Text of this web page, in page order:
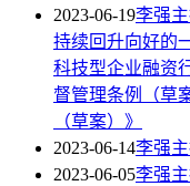
2023-06-19李强
持续回升向好的
科技型企业融资
督管理条例（草
（草案）》
2023-06-14李强
2023-06-05李强